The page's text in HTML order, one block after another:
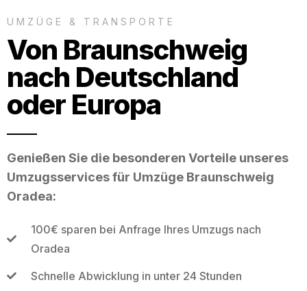
UMZÜGE & TRANSPORTE
Von Braunschweig
nach Deutschland
oder Europa
Genießen Sie die besonderen Vorteile unseres
Umzugsservices für Umzüge Braunschweig
Oradea:
100€ sparen bei Anfrage Ihres Umzugs nach
Oradea
Schnelle Abwicklung in unter 24 Stunden